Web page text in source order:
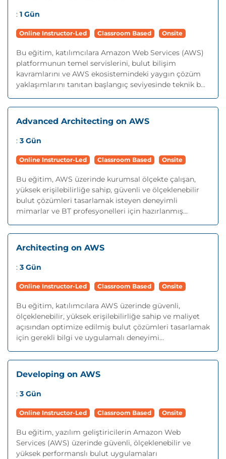
: 1 Gün
Online Instructor-Led Classroom Based Onsite
Bu eğitim, katılımcılara Amazon Web Services (AWS)
platformunun temel servislerini, bulut bilişim
kavramlarını ve AWS ekosistemindeki yaygın çözüm
yaklaşımlarını tanıtan başlangıç seviyesinde teknik b...
Advanced Architecting on AWS
: 3 Gün
Online Instructor-Led Classroom Based Onsite
Bu eğitim, AWS üzerinde kurumsal ölçekte çalışan,
yüksek erişilebilirliğe sahip, güvenli ve ölçeklenebilir
bulut çözümleri tasarlamak isteyen deneyimli
mimarlar ve BT profesyonelleri için hazırlanmış...
Architecting on AWS
: 3 Gün
Online Instructor-Led Classroom Based Onsite
Bu eğitim, katılımcılara AWS üzerinde güvenli,
ölçeklenebilir, yüksek erişilebilirliğe sahip ve maliyet
açısından optimize edilmiş bulut çözümleri tasarlamak
için gerekli bilgi ve uygulamalı deneyimi...
Developing on AWS
: 3 Gün
Online Instructor-Led Classroom Based Onsite
Bu eğitim, yazılım geliştiricilerin Amazon Web
Services (AWS) üzerinde güvenli, ölçeklenebilir ve
yüksek performanslı bulut uygulamaları